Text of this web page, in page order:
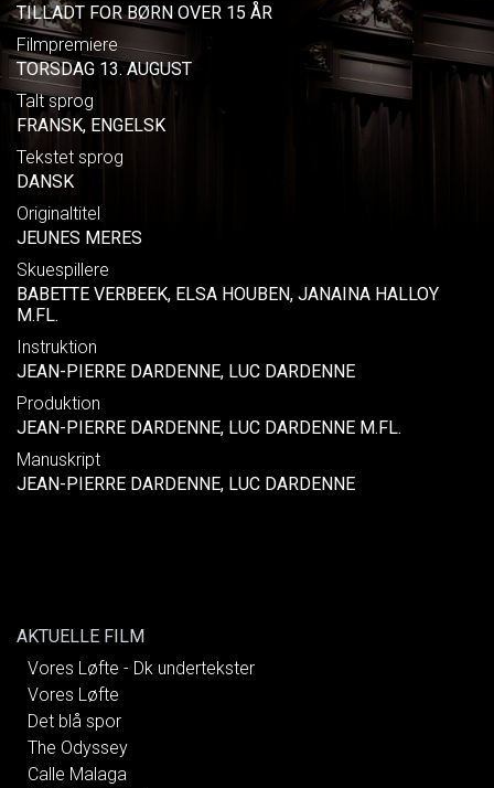
TILLADT FOR BØRN OVER 15 ÅR
Filmpremiere
TORSDAG 13. AUGUST
Talt sprog
FRANSK, ENGELSK
Tekstet sprog
DANSK
Originaltitel
JEUNES MERES
Skuespillere
BABETTE VERBEEK, ELSA HOUBEN, JANAINA HALLOY
M.FL.
Instruktion
JEAN-PIERRE DARDENNE, LUC DARDENNE
Produktion
JEAN-PIERRE DARDENNE, LUC DARDENNE M.FL.
Manuskript
JEAN-PIERRE DARDENNE, LUC DARDENNE
AKTUELLE FILM
Vores Løfte - Dk undertekster
Vores Løfte
Det blå spor
The Odyssey
Calle Malaga